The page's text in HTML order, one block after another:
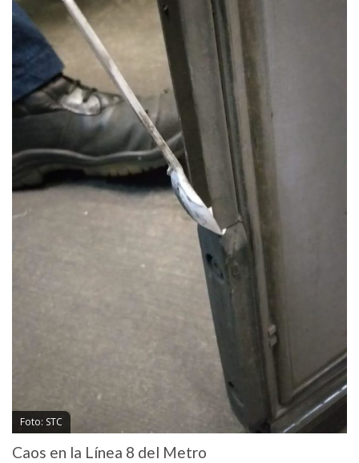
Foto: STC
Caos en la Línea 8 del Metro